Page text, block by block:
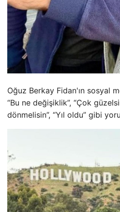
Oğuz Berkay Fidan'ın sosyal
“Bu ne değişiklik”, “Çok
dönmelisin”, “Yıl oldu” gibi